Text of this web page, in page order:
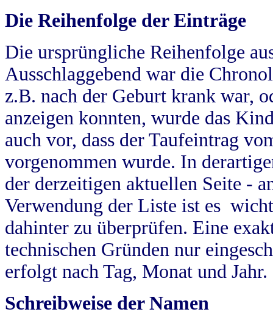
Die Reihenfolge der Einträge
Die ursprüngliche Reihenfolge
Ausschlaggebend war die
z.B. nach der Geburt krank war,
anzeigen konnten, wurde das
auch vor, dass der Taufeintrag
vorgenommen wurde. In
der derzeitigen aktuellen Seite -
Verwendung der Liste ist es
dahinter zu überprüfen. Eine
technischen Gründen nur
erfolgt nach Tag, Monat und Jahr.
Schreibweise der Namen